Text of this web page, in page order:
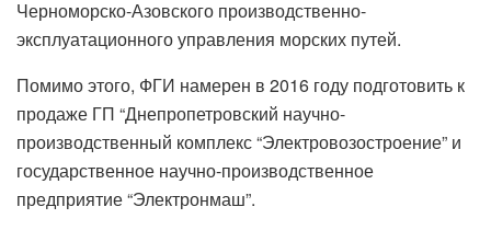
Черноморско-Азовского производственно-
эксплуатационного управления морских путей.
Помимо этого, ФГИ намерен в 2016 году подготовить к
продаже ГП “Днепропетровский научно-
производственный комплекс “Электровозостроение” и
государственное научно-производственное
предприятие “Электронмаш”.